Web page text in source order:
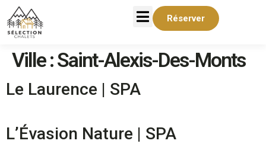
Réserver
Ville :Saint-Alexis-Des-Monts
Le Laurence | SPA
L’Évasion Nature | SPA